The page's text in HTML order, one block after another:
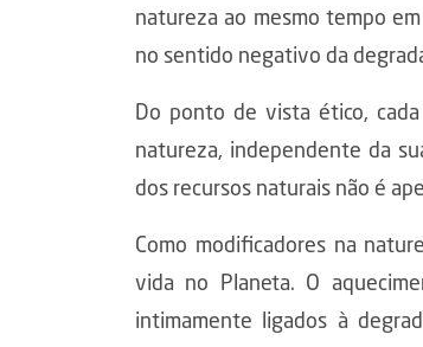
natureza ao mesmo tempo
no sentido negativo da
Do ponto de vista ético,
natureza, independente da
dos recursos naturais não é
Como modificadores na
vida no Planeta. O
intimamente ligados à